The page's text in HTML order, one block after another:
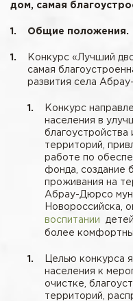
дом, самая
Общие положения.
Конкурс «Лучший
самая
развития села
Конкурс
населения в
благоустройства
территорий,
работе по
фонда, создание
проживания на
Абрау-Дюрсо
Новороссийска,
воспитании
более
Целью конкурса
населения к
очистке,
территорий,